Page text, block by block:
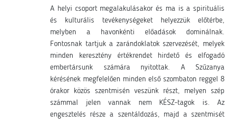
A helyi csoport megalakulásakor és ma is a spirituális
és kulturális tevékenységeket helyezzük előtérbe,
melyben a havonkénti előadások dominálnak.
Fontosnak tartjuk a zarándoklatok szervezését, melyek
minden keresztény értékrendet hirdető és elfogadó
embertársunk számára nyitottak. A Szűzanya
kérésének megfelelően minden első szombaton reggel 8
órakor közös szentmisén veszünk részt, melyen szép
számmal jelen vannak nem KÉSZ-tagok is. Az
engesztelés része a szentáldozás, majd a szentmisét